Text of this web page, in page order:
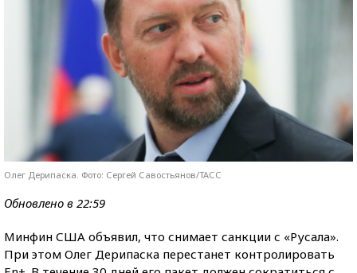
Олег Дерипаска. Фото: Сергей Савостьянов/ТАСС
Обновлено в 22:59
Минфин США объявил, что снимает санкции с «Русала».
При этом Олег Дерипаска перестанет контролировать